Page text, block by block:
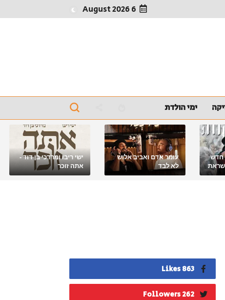
6 August 2026
ימי הולדת
חדש
עומר אדם ואביב אלוש
לא לבד
ישי ריבו ומרדכי בן דוד -
אתה זוכר
863 Likes
262 Followers